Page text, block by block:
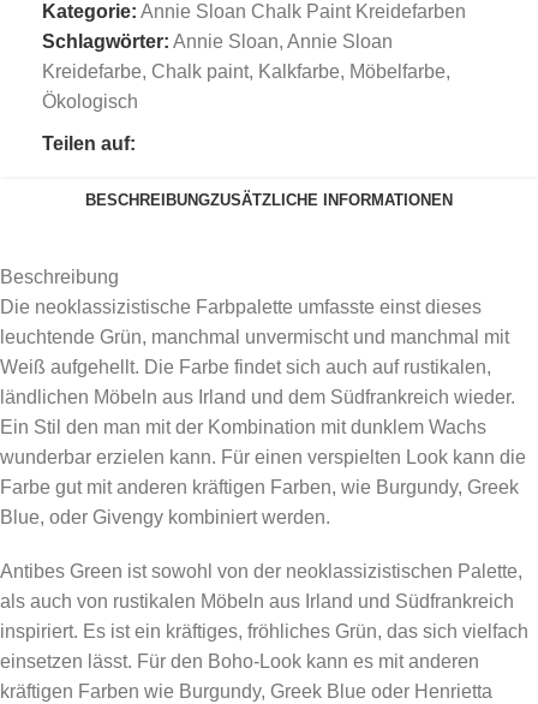
Kategorie: Annie Sloan Chalk Paint Kreidefarben
Schlagwörter: Annie Sloan, Annie Sloan
Kreidefarbe, Chalk paint, Kalkfarbe, Möbelfarbe,
Ökologisch
Teilen auf:
BESCHREIBUNGZUSÄTZLICHE INFORMATIONEN
Beschreibung
Die neoklassizistische Farbpalette umfasste einst dieses
leuchtende Grün, manchmal unvermischt und manchmal mit
Weiß aufgehellt. Die Farbe findet sich auch auf rustikalen,
ländlichen Möbeln aus Irland und dem Südfrankreich wieder.
Ein Stil den man mit der Kombination mit dunklem Wachs
wunderbar erzielen kann. Für einen verspielten Look kann die
Farbe gut mit anderen kräftigen Farben, wie Burgundy, Greek
Blue, oder Givengy kombiniert werden.
Antibes Green ist sowohl von der neoklassizistischen Palette,
als auch von rustikalen Möbeln aus Irland und Südfrankreich
inspiriert. Es ist ein kräftiges, fröhliches Grün, das sich vielfach
einsetzen lässt. Für den Boho-Look kann es mit anderen
kräftigen Farben wie Burgundy, Greek Blue oder Henrietta